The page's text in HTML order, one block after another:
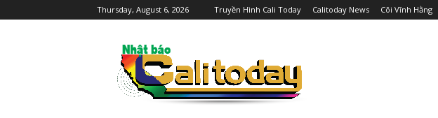
Thursday, August 6, 2026 Truyền Hình Cali Today Calitoday News Cõi Vĩnh Hằng